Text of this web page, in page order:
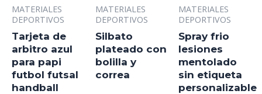
MATERIALES
DEPORTIVOS
Tarjeta de
arbitro azul
para papi
futbol futsal
handball
MATERIALES
DEPORTIVOS
Silbato
plateado con
bolilla y
correa
MATERIALES
DEPORTIVOS
Spray frio
lesiones
mentolado
sin etiqueta
personalizable